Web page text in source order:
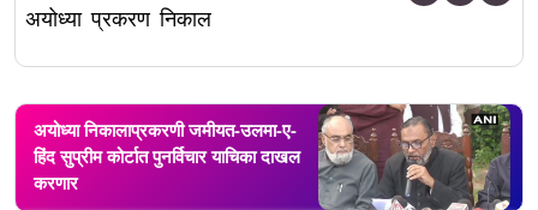
अयोध्या प्रकरण निकाल
अयोध्या निकालाप्रकरणी जमीयत-उलमा-ए-
हिंद सुप्रीम कोर्टात पुनर्विचार याचिका दाखल
करणार